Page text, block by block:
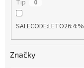
Tip 0
SALECODE:LETO26:4:%
Značky